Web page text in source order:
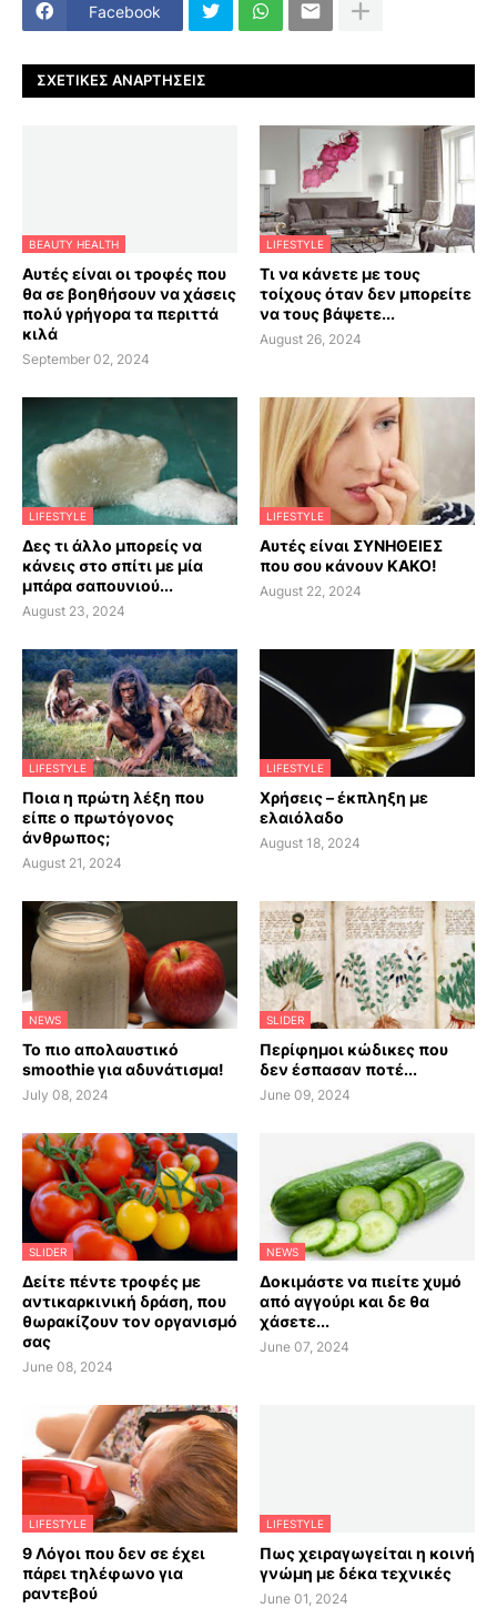
Facebook
ΣΧΕΤΙΚΈΣ ΑΝΑΡΤΉΣΕΙΣ
BEAUTY HEALTH
Αυτές είναι οι τροφές που
θα σε βοηθήσουν να χάσεις
πολύ γρήγορα τα περιττά
κιλά
September 02, 2024
LIFESTYLE
Τι να κάνετε με τους
τοίχους όταν δεν μπορείτε
να τους βάψετε...
August 26, 2024
LIFESTYLE
Δες τι άλλο μπορείς να
κάνεις στο σπίτι με μία
μπάρα σαπουνιού...
August 23, 2024
LIFESTYLE
Αυτές είναι ΣΥΝΗΘΕΙΕΣ
που σου κάνουν ΚΑΚΟ!
August 22, 2024
LIFESTYLE
Ποια η πρώτη λέξη που
είπε ο πρωτόγονος
άνθρωπος;
August 21, 2024
LIFESTYLE
Χρήσεις – έκπληξη με
ελαιόλαδο
August 18, 2024
NEWS
Το πιο απολαυστικό
smoothie για αδυνάτισμα!
July 08, 2024
SLIDER
Περίφημοι κώδικες που
δεν έσπασαν ποτέ...
June 09, 2024
SLIDER
Δείτε πέντε τροφές με
αντικαρκινική δράση, που
θωρακίζουν τον οργανισμό
σας
June 08, 2024
NEWS
Δοκιμάστε να πιείτε χυμό
από αγγούρι και δε θα
χάσετε...
June 07, 2024
LIFESTYLE
9 Λόγοι που δεν σε έχει
πάρει τηλέφωνο για
ραντεβού
LIFESTYLE
Πως χειραγωγείται η κοινή
γνώμη με δέκα τεχνικές
June 01, 2024